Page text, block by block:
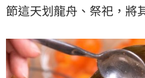
節這天划龍舟、祭祀，將